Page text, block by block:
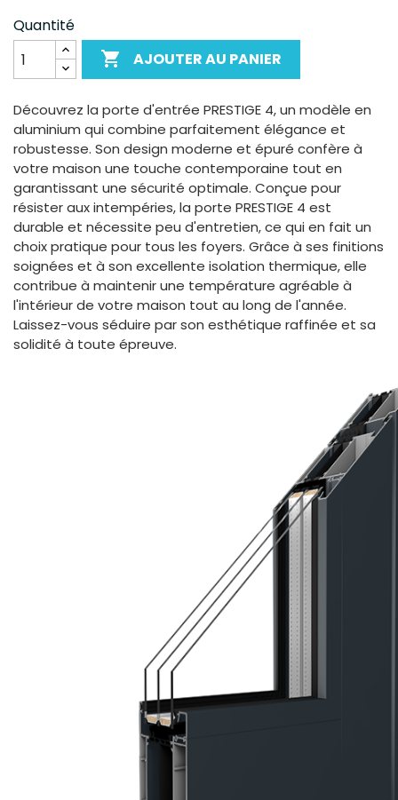
Quantité
 AJOUTER AU PANIER
Découvrez la porte d'entrée PRESTIGE 4, un modèle en
aluminium qui combine parfaitement élégance et
robustesse. Son design moderne et épuré confère à
votre maison une touche contemporaine tout en
garantissant une sécurité optimale. Conçue pour
résister aux intempéries, la porte PRESTIGE 4 est
durable et nécessite peu d'entretien, ce qui en fait un
choix pratique pour tous les foyers. Grâce à ses finitions
soignées et à son excellente isolation thermique, elle
contribue à maintenir une température agréable à
l'intérieur de votre maison tout au long de l'année.
Laissez-vous séduire par son esthétique raffinée et sa
solidité à toute épreuve.